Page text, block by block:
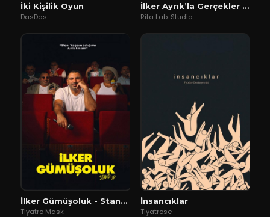
İki Kişilik Oyun
DasDas
İlker Ayrık’la Gerçekler Acıdır
Rita Lab. Studio
İlker Gümüşoluk - Stand Up
Tiyatro Mask
İnsancıklar
Tiyatrose